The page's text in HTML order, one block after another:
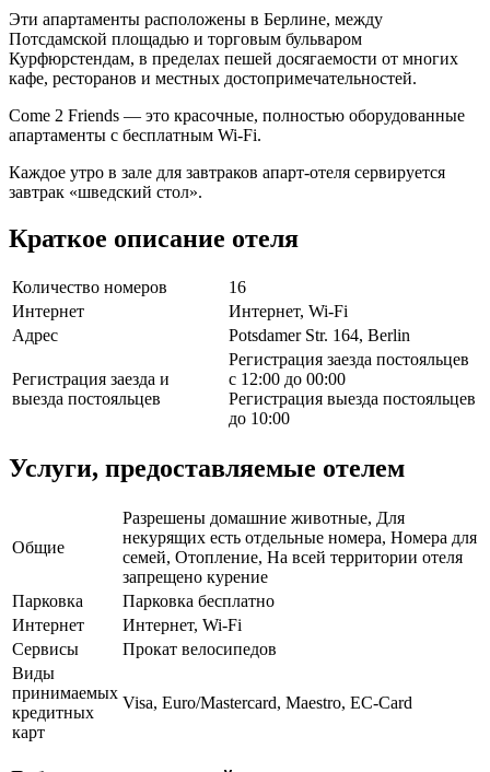
Эти апартаменты расположены в Берлине, между
Потсдамской площадью и торговым бульваром
Курфюрстендам, в пределах пешей досягаемости от многих
кафе, ресторанов и местных достопримечательностей.
Come 2 Friends — это красочные, полностью оборудованные
апартаменты с бесплатным Wi-Fi.
Каждое утро в зале для завтраков апарт-отеля сервируется
завтрак «шведский стол».
Краткое описание отеля
Количество номеров
16
Интернет
Интернет, Wi-Fi
Адрес
Potsdamer Str. 164, Berlin
Регистрация заезда и
выезда постояльцев
Регистрация заезда постояльцев
с 12:00 до 00:00
Регистрация выезда постояльцев
до 10:00
Услуги, предоставляемые отелем
Общие
Разрешены домашние животные, Для
некурящих есть отдельные номера, Номера для
семей, Отопление, На всей территории отеля
запрещено курение
Парковка
Парковка бесплатно
Интернет
Интернет, Wi-Fi
Сервисы
Прокат велосипедов
Виды
принимаемых
кредитных
карт
Visa, Euro/Mastercard, Maestro, EC-Card